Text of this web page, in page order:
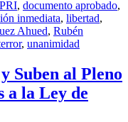
, documento aprobado,
inmediata, libertad,
Ahued, Rubén
, unanimidad
Suben al Pleno
a la Ley de